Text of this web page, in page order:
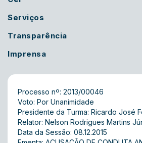
Serviços
Transparência
Imprensa
Processo nº: 2013/00046
Voto: Por Unanimidade
Presidente da Turma: Ricardo José
Relator: Nelson Rodrigues Martins
Data da Sessão: 08.12.2015